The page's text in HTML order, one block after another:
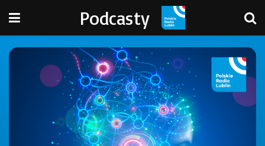
Podcasty